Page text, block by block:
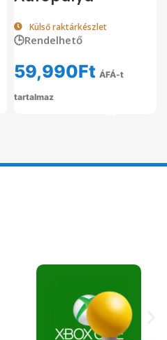
Külső raktárkészlet
🕒Rendelhető
59,990Ft ÁFÁ-t
tartalmaz